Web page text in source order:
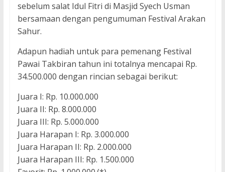
sebelum salat Idul Fitri di Masjid Syech Usman
bersamaan dengan pengumuman Festival Arakan
Sahur.
Adapun hadiah untuk para pemenang Festival
Pawai Takbiran tahun ini totalnya mencapai Rp.
34.500.000 dengan rincian sebagai berikut:
Juara I: Rp. 10.000.000
Juara II: Rp. 8.000.000
Juara III: Rp. 5.000.000
Juara Harapan I: Rp. 3.000.000
Juara Harapan II: Rp. 2.000.000
Juara Harapan III: Rp. 1.500.000